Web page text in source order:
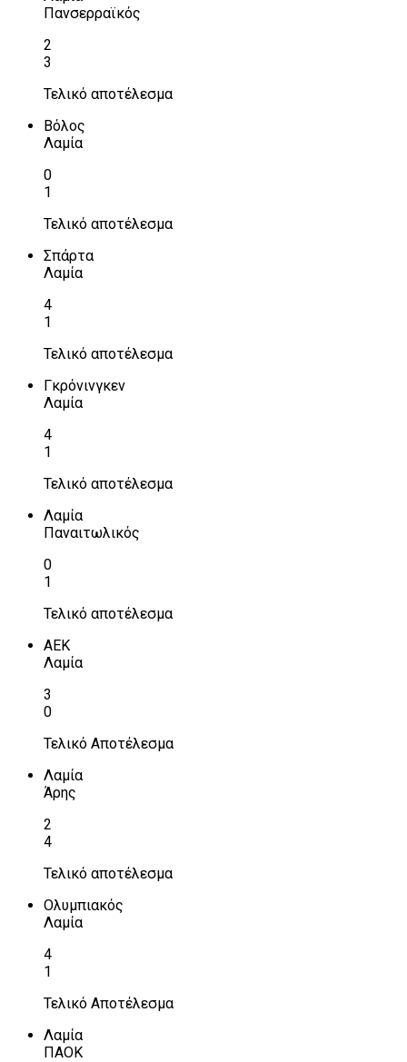
Πανσερραϊκός
2
3
Τελικό αποτέλεσμα
Βόλος
Λαμία
0
1
Τελικό αποτέλεσμα
Σπάρτα
Λαμία
4
1
Τελικό αποτέλεσμα
Γκρόνινγκεν
Λαμία
4
1
Τελικό αποτέλεσμα
Λαμία
Παναιτωλικός
0
1
Τελικό αποτέλεσμα
ΑΕΚ
Λαμία
3
0
Τελικό Αποτέλεσμα
Λαμία
Άρης
2
4
Τελικό αποτέλεσμα
Ολυμπιακός
Λαμία
4
1
Τελικό Αποτέλεσμα
Λαμία
ΠΑΟΚ